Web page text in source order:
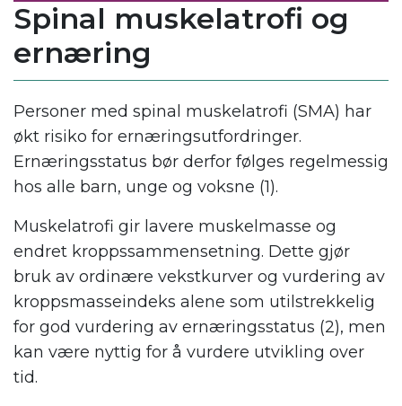
Spinal muskelatrofi og
ernæring
Personer med spinal muskelatrofi (SMA) har
økt risiko for ernæringsutfordringer.
Ernæringsstatus bør derfor følges regelmessig
hos alle barn, unge og voksne (1).
Muskelatrofi gir lavere muskelmasse og
endret kroppssammensetning. Dette gjør
bruk av ordinære vekstkurver og vurdering av
kroppsmasseindeks alene som utilstrekkelig
for god vurdering av ernæringsstatus (2), men
kan være nyttig for å vurdere utvikling over
tid.